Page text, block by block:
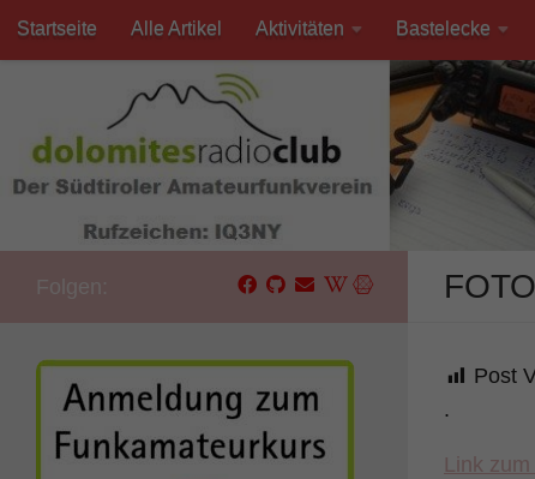
Unter dem Inhalt
Startseite Alle Artikel Aktivitäten Bastelecke
Post
.
Link